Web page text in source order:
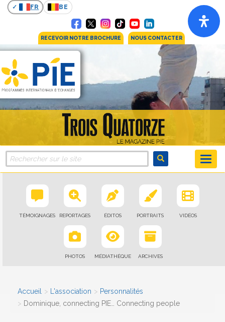
FR BE
RECEVOIR NOTRE BROCHURE NOUS CONTACTER
TÉMOIGNAGES REPORTAGES ÉDITOS PORTRAITS VIDÉOS
PHOTOS MÉDIATHÈQUE ARCHIVES
Accueil L'association
Personnalités
Dominique, connecting PIE… Connecting people